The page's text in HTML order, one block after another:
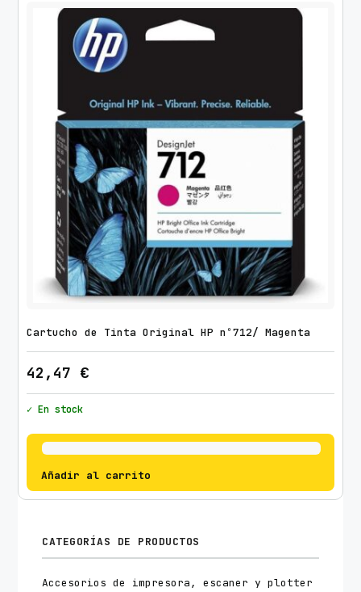
Cartucho de Tinta Original HP nº712/ Magenta
42,47 €
✓ En stock
Añadir al carrito
CATEGORÍAS DE PRODUCTOS
Accesorios de impresora, escaner y plotter